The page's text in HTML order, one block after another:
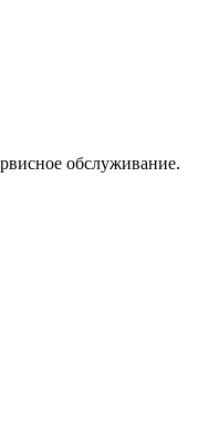
обслуживание.